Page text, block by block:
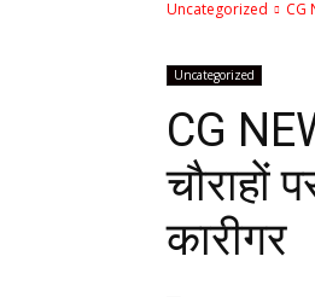
Uncategorized CG
Uncategorized
CG
चौराहों
कारीगर